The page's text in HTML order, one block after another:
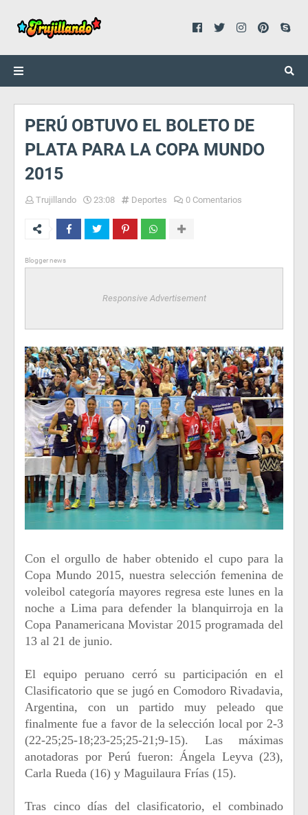
PERÚ OBTUVO EL BOLETO DE
PLATA PARA LA COPA MUNDO
2015
Trujillando 23:08 Deportes 0 Comentarios
Blogger news
Responsive Advertisement
Con el orgullo de haber obtenido el cupo para la
Copa Mundo 2015, nuestra selección femenina de
voleibol categoría mayores regresa este lunes en la
noche a Lima para defender la blanquirroja en la
Copa Panamericana Movistar 2015 programada del
13 al 21 de junio.
El equipo peruano cerró su participación en el
Clasificatorio que se jugó en Comodoro Rivadavia,
Argentina, con un partido muy peleado que
finalmente fue a favor de la selección local por 2-3
(22-25;25-18;23-25;25-21;9-15). Las máximas
anotadoras por Perú fueron: Ángela Leyva (23),
Carla Rueda (16) y Maguilaura Frías (15).
Tras cinco días del clasificatorio, el combinado